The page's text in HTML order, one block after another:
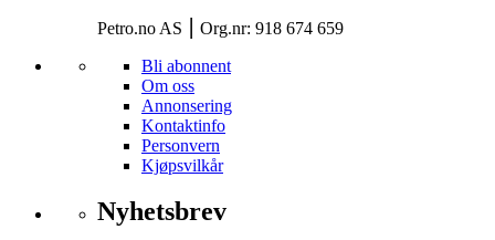
Petro.no AS ⎮ Org.nr: 918 674 659
Bli abonnent
Om oss
Annonsering
Kontaktinfo
Personvern
Kjøpsvilkår
Nyhetsbrev